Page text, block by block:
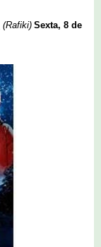
(Rafiki) Sexta, 8 de